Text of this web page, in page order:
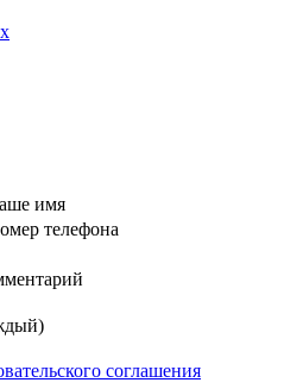
имя
телефона
соглашения